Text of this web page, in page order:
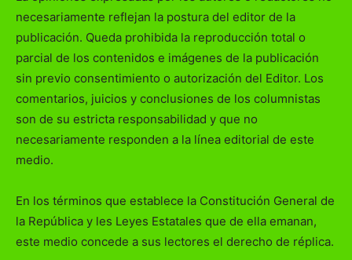
necesariamente reflejan la postura del editor de la
publicación. Queda prohibida la reproducción total o
parcial de los contenidos e imágenes de la publicación
sin previo consentimiento o autorización del Editor. Los
comentarios, juicios y conclusiones de los columnistas
son de su estricta responsabilidad y que no
necesariamente responden a la línea editorial de este
medio.
En los términos que establece la Constitución General de
la República y les Leyes Estatales que de ella emanan,
este medio concede a sus lectores el derecho de réplica.